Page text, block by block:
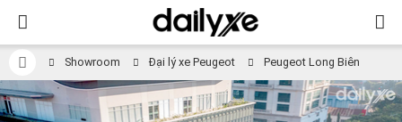
Showroom Đại lý xe Peugeot Peugeot Long Biên